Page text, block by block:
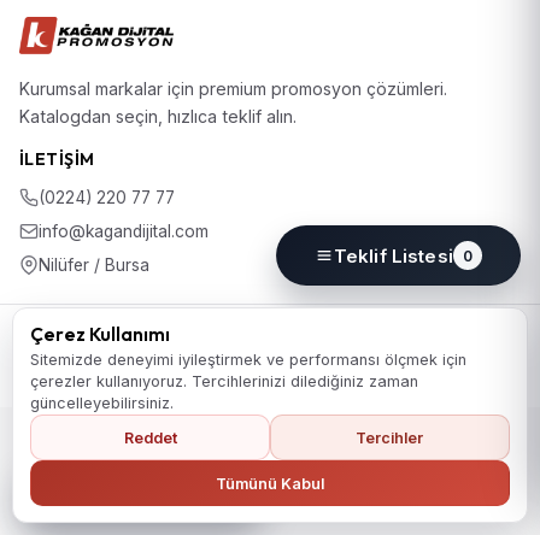
Kurumsal markalar için premium promosyon çözümleri.
Katalogdan seçin, hızlıca teklif alın.
İLETIŞIM
(0224) 220 77 77
info@kagandijital.com
Nilüfer / Bursa
© 2026 KD Promosyon. Tüm hakları saklıdır.
KoleksiyonHakkımızdaİletişimKVKK Aydınlatma Metni
Gizlilik PolitikasıÇerez PolitikasıÇerez Tercihleri
Ana Sayfaya Dön
Teklif Listesi 0
Çerez Kullanımı
Sitemizde deneyimi iyileştirmek ve performansı ölçmek için
çerezler kullanıyoruz. Tercihlerinizi dilediğiniz zaman
güncelleyebilirsiniz.
Reddet
Tercihler
Tümünü Kabul